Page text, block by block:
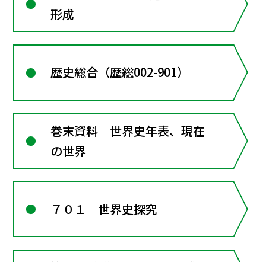
形成
歴史総合（歴総002-901）
巻末資料 世界史年表、現在
の世界
７０１ 世界史探究